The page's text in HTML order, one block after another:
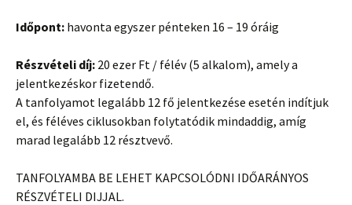
Időpont: havonta egyszer pénteken 16 – 19 óráig
Részvételi díj: 20 ezer Ft / félév (5 alkalom), amely a
jelentkezéskor fizetendő.
A tanfolyamot legalább 12 fő jelentkezése esetén indítjuk
el, és féléves ciklusokban folytatódik mindaddig, amíg
marad legalább 12 résztvevő.
TANFOLYAMBA BE LEHET KAPCSOLÓDNI IDŐARÁNYOS
RÉSZVÉTELI DIJJAL.